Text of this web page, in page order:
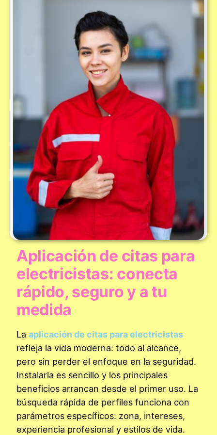
Aplicación de citas para
electricistas: conecta
rápido, seguro y a tu
medida
La aplicación de citas para electricistas
refleja la vida moderna: todo al alcance,
pero sin perder el enfoque en la seguridad.
Instalarla es sencillo y los principales
beneficios arrancan desde el primer uso. La
búsqueda rápida de perfiles funciona con
parámetros específicos: zona, intereses,
experiencia profesional y estilos de vida.